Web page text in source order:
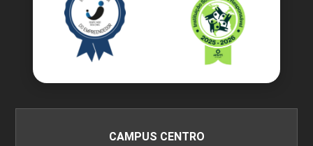
CAMPUS CENTRO